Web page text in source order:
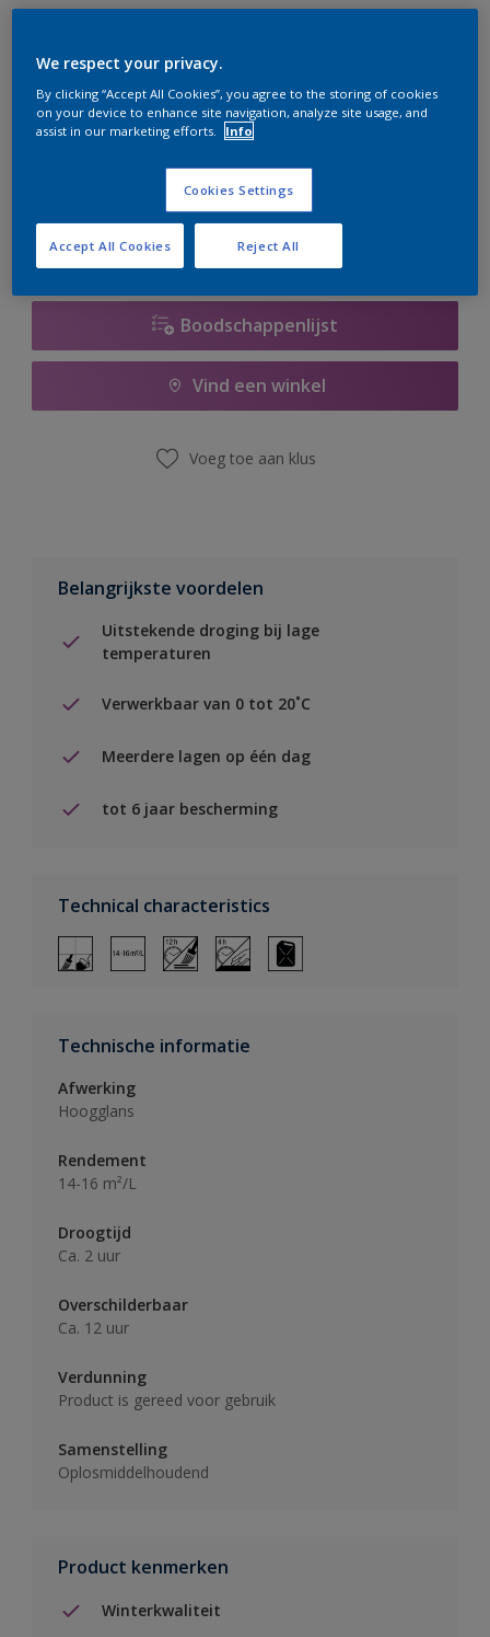
Op dit moment is het niet mogelijk dit product online
er hard aan om de voorraad aan te vullen.
Boodschappenlijst
Vind een winkel
Voeg toe aan klus
Belangrijkste voordelen
Uitstekende droging bij lage
temperaturen
Verwerkbaar van 0 tot 20˚C
Meerdere lagen op één dag
tot 6 jaar bescherming
Technical characteristics
Technische informatie
Afwerking
Hoogglans
Rendement
14-16 m²/L
Droogtijd
Ca. 2 uur
Overschilderbaar
Ca. 12 uur
Verdunning
Product is gereed voor gebruik
Samenstelling
Oplosmiddelhoudend
Product kenmerken
Winterkwaliteit
We respect your privacy.
By clicking “Accept All Cookies”, you agree to the storing of cookies
on your device to enhance site navigation, analyze site usage, and
assist in our marketing efforts.
Info
Cookies Settings
Reject All
Accept All Cookies